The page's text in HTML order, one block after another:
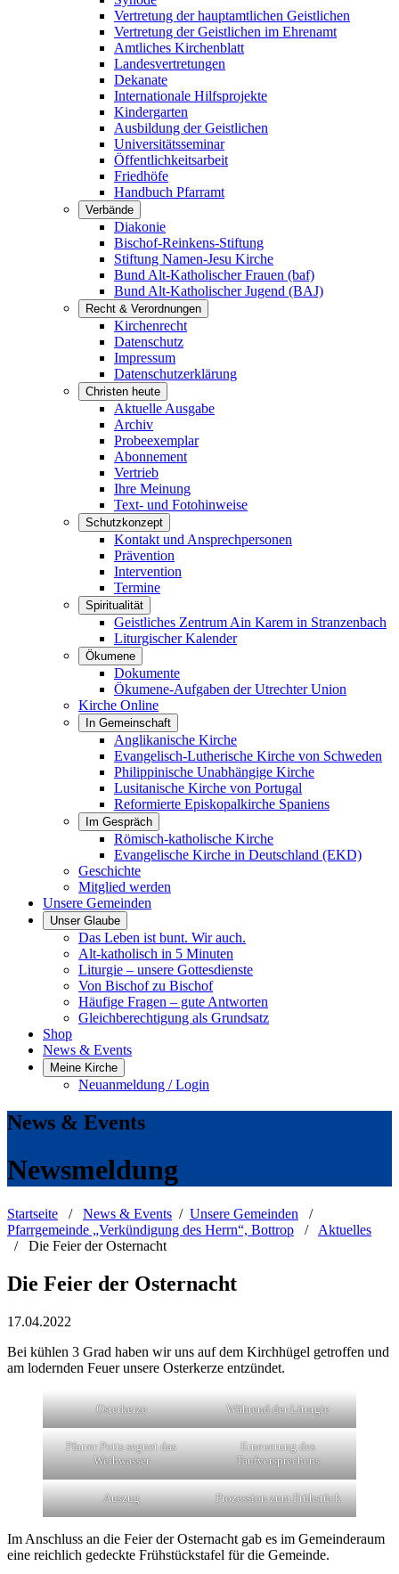
Vertretung der hauptamtlichen Geistlichen
Vertretung der Geistlichen im Ehrenamt
Amtliches Kirchenblatt
Landesvertretungen
Dekanate
Internationale Hilfsprojekte
Kindergarten
Ausbildung der Geistlichen
Universitätsseminar
Öffentlichkeitsarbeit
Friedhöfe
Handbuch Pfarramt
Verbände
Diakonie
Bischof-Reinkens-Stiftung
Stiftung Namen-Jesu Kirche
Bund Alt-Katholischer Frauen (baf)
Bund Alt-Katholischer Jugend (BAJ)
Recht & Verordnungen
Kirchenrecht
Datenschutz
Impressum
Datenschutzerklärung
Christen heute
Aktuelle Ausgabe
Archiv
Probeexemplar
Abonnement
Vertrieb
Ihre Meinung
Text- und Fotohinweise
Schutzkonzept
Kontakt und Ansprechpersonen
Prävention
Intervention
Termine
Spiritualität
Geistliches Zentrum Ain Karem in Stranzenbach
Liturgischer Kalender
Ökumene
Dokumente
Ökumene-Aufgaben der Utrechter Union
Kirche Online
In Gemeinschaft
Anglikanische Kirche
Evangelisch-Lutherische Kirche von Schweden
Philippinische Unabhängige Kirche
Lusitanische Kirche von Portugal
Reformierte Episkopalkirche Spaniens
Im Gespräch
Römisch-katholische Kirche
Evangelische Kirche in Deutschland (EKD)
Geschichte
Mitglied werden
Unsere Gemeinden
Unser Glaube
Das Leben ist bunt. Wir auch.
Alt-katholisch in 5 Minuten
Liturgie – unsere Gottesdienste
Von Bischof zu Bischof
Häufige Fragen – gute Antworten
Gleichberechtigung als Grundsatz
Shop
News & Events
Meine Kirche
Neuanmeldung / Login
News & Events
Newsmeldung
Startseite / News & Events / Unsere Gemeinden /
Pfarrgemeinde „Verkündigung des Herrn“, Bottrop / Aktuelles
/ Die Feier der Osternacht
Die Feier der Osternacht
17.04.2022
Bei kühlen 3 Grad haben wir uns auf dem Kirchhügel getroffen und
am lodernden Feuer unsere Osterkerze entzündet.
Osterkerze Während der Liturgie
Pfarrer Potts segnet das
Weihwasser
Erneuerung des
Taufversprechens
Auszug Prozession zum Frühstück
Im Anschluss an die Feier der Osternacht gab es im Gemeinderaum
eine reichlich gedeckte Frühstückstafel für die Gemeinde.